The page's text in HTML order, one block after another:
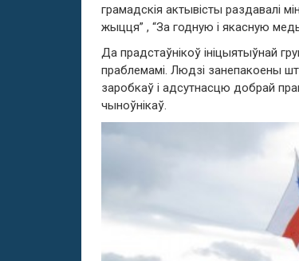
грамадскія актывісты раздавалі
жыцця” , “За годную і якасную
Да прадстаўнікоў ініцыятыўнай
праблемамі. Людзі занепакоены
заробкаў і адсутнасцю добрай
чыноўнікаў.